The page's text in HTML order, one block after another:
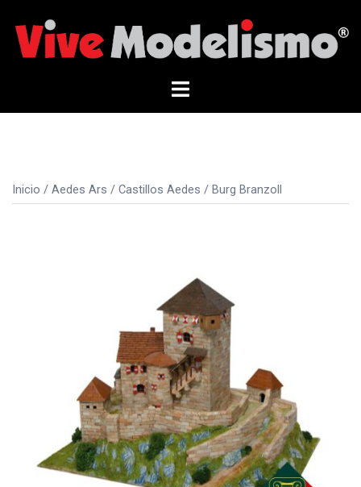
contenido
Alternar
Inicio / Aedes Ars / Castillos Aedes / Burg Branzoll